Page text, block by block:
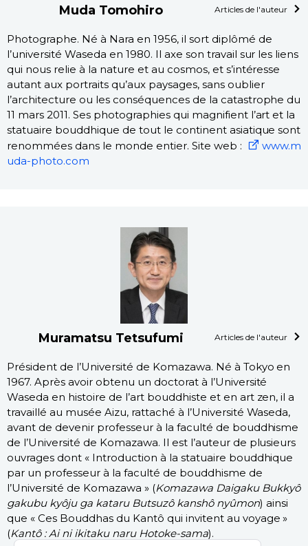
Muda Tomohiro Articles de l'auteur
Photographe. Né à Nara en 1956, il sort diplômé de
l’université Waseda en 1980. Il axe son travail sur les liens
qui nous relie à la nature et au cosmos, et s’intéresse
autant aux portraits qu’aux paysages, sans oublier
l’architecture ou les conséquences de la catastrophe du
11 mars 2011. Ses photographies qui magnifient l’art et la
statuaire bouddhique de tout le continent asiatique sont
renommées dans le monde entier. Site web :
www.m
uda-photo.com
Muramatsu Tetsufumi Articles de l'auteur
Président de l’Université de Komazawa. Né à Tokyo en
1967. Après avoir obtenu un doctorat à l’Université
Waseda en histoire de l’art bouddhiste et en art zen, il a
travaillé au musée Aizu, rattaché à l’Université Waseda,
avant de devenir professeur à la faculté de bouddhisme
de l’Université de Komazawa. Il est l’auteur de plusieurs
ouvrages dont « Introduction à la statuaire bouddhique
par un professeur à la faculté de bouddhisme de
l’Université de Komazawa » (Komazawa Daigaku Bukkyô
gakubu kyôju ga kataru Butsuzô kanshô nyûmon) ainsi
que « Ces Bouddhas du Kantô qui invitent au voyage »
(Kantô : Ai ni ikitaku naru Hotoke-sama).